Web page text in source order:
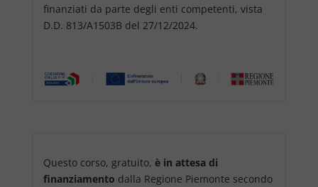
finanziati da parte degli enti competenti, vista
D.D. 813/A1503B del 27/12/2024.
Questo corso, gratuito, è in attesa di
finanziamento dalla Regione Piemonte secondo